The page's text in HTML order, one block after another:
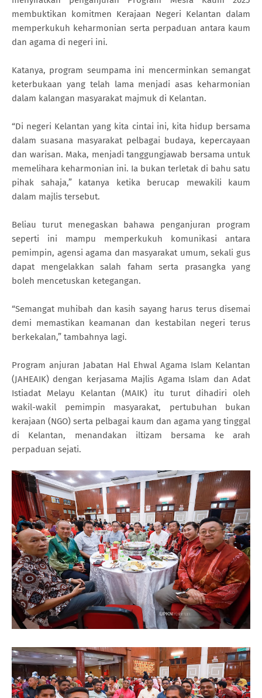
membuktikan komitmen Kerajaan Negeri Kelantan dalam
memperkukuh keharmonian serta perpaduan antara kaum
dan agama di negeri ini.
Katanya, program seumpama ini mencerminkan semangat
keterbukaan yang telah lama menjadi asas keharmonian
dalam kalangan masyarakat majmuk di Kelantan.
“Di negeri Kelantan yang kita cintai ini, kita hidup bersama
dalam suasana masyarakat pelbagai budaya, kepercayaan
dan warisan. Maka, menjadi tanggungjawab bersama untuk
memelihara keharmonian ini. Ia bukan terletak di bahu satu
pihak sahaja,” katanya ketika berucap mewakili kaum
dalam majlis tersebut.
Beliau turut menegaskan bahawa penganjuran program
seperti ini mampu memperkukuh komunikasi antara
pemimpin, agensi agama dan masyarakat umum, sekali gus
dapat mengelakkan salah faham serta prasangka yang
boleh mencetuskan ketegangan.
“Semangat muhibah dan kasih sayang harus terus disemai
demi memastikan keamanan dan kestabilan negeri terus
berkekalan,” tambahnya lagi.
Program anjuran Jabatan Hal Ehwal Agama Islam Kelantan
(JAHEAIK) dengan kerjasama Majlis Agama Islam dan Adat
Istiadat Melayu Kelantan (MAIK) itu turut dihadiri oleh
wakil-wakil pemimpin masyarakat, pertubuhan bukan
kerajaan (NGO) serta pelbagai kaum dan agama yang tinggal
di Kelantan, menandakan iltizam bersama ke arah
perpaduan sejati.